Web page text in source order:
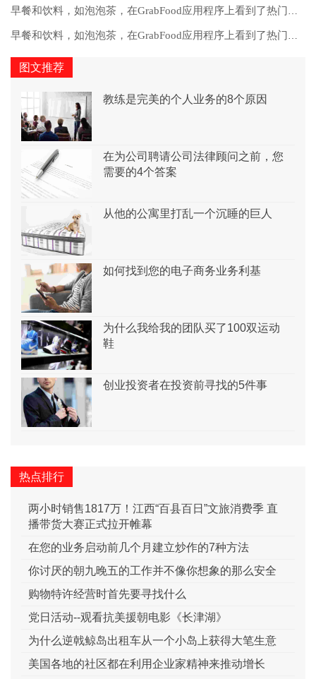
图文推荐
教练是完美的个人业务的8个原因
在为公司聘请公司法律顾问之前，您
需要的4个答案
从他的公寓里打乱一个沉睡的巨人
如何找到您的电子商务业务利基
为什么我给我的团队买了100双运动
鞋
创业投资者在投资前寻找的5件事
热点排行
两小时销售1817万！江西“百县百日”文旅消费季 直
播带货大赛正式拉开帷幕
在您的业务启动前几个月建立炒作的7种方法
你讨厌的朝九晚五的工作并不像你想象的那么安全
购物特许经营时首先要寻找什么
党日活动--观看抗美援朝电影《长津湖》
为什么逆戟鲸岛出租车从一个小岛上获得大笔生意
美国各地的社区都在利用企业家精神来推动增长